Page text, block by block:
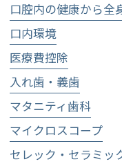
口腔内の健康から全
口内環境
医療費控除
入れ歯・義歯
マタニティ歯科
マイクロスコープ
セレック・セラミッ